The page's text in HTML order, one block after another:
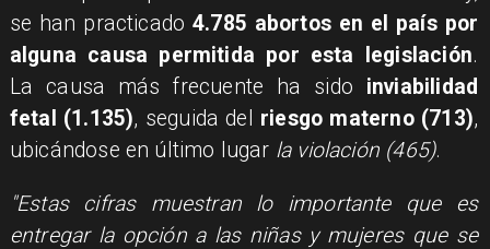
se han practicado 4.785 abortos en el país por
alguna causa permitida por esta legislación.
La causa más frecuente ha sido inviabilidad
fetal (1.135), seguida del riesgo materno (713),
ubicándose en último lugar la violación (465).
"Estas cifras muestran lo importante que es
entregar la opción a las niñas y mujeres que se